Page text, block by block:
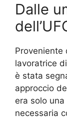
Dalle
Proveniente
lavoratrice
è stata
approccio
era solo
necessaria